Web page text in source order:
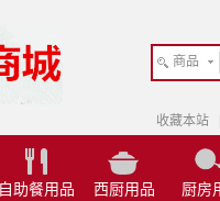
商品
收藏本站
自助餐用品 西厨用品 厨房